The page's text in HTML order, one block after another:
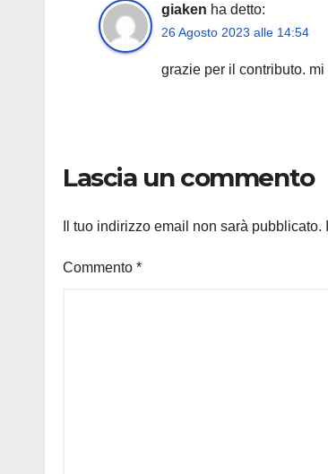
giaken ha detto:
26 Agosto 2023 alle 14:54
grazie per il contributo.
Lascia un commento
Il tuo indirizzo email non sarà pubblicato.
Commento *